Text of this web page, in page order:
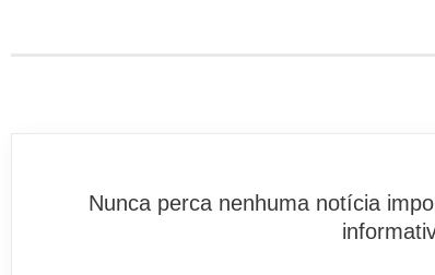
Nunca perca nenhuma notícia